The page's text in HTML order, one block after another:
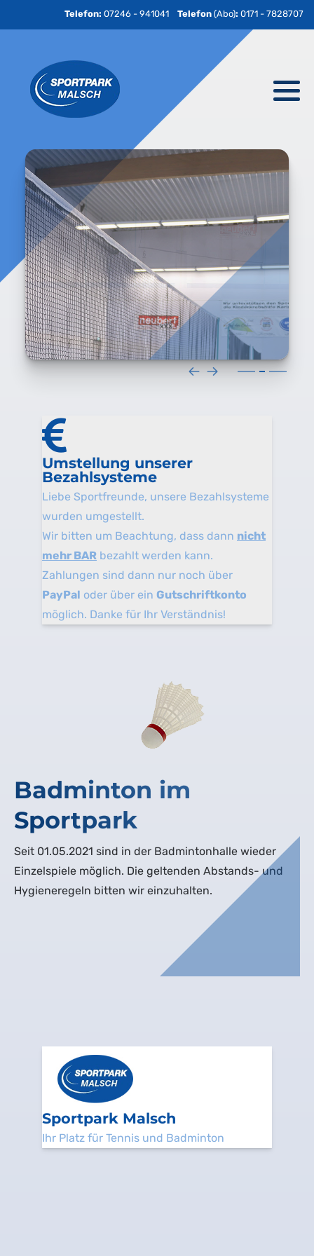
Telefon: 07246 - 941041 Telefon (Abo): 0171 - 7828707
Umstellung unserer
Bezahlsysteme
Liebe Sportfreunde, unsere Bezahlsysteme
wurden umgestellt.
Wir bitten um Beachtung, dass dann nicht
mehr BAR bezahlt werden kann.
Zahlungen sind dann nur noch über
PayPal oder über ein Gutschriftkonto
möglich. Danke für Ihr Verständnis!
Badminton im
Sportpark
Seit 01.05.2021 sind in der Badmintonhalle wieder
Einzelspiele möglich. Die geltenden Abstands- und
Hygieneregeln bitten wir einzuhalten.
Sportpark Malsch
Ihr Platz für Tennis und Badminton
Tennistraining
Kleine Regelkunde
Veranstaltungen im Sportpark